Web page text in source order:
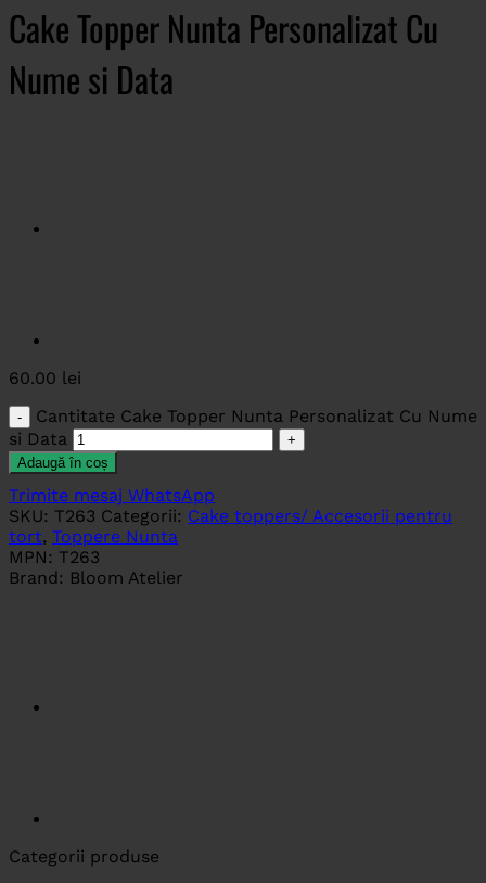
Cake Topper Nunta Personalizat Cu
Nume si Data
60.00 lei
Cantitate Cake Topper Nunta Personalizat Cu Nume
si Data
Adaugă în coș
Trimite mesaj WhatsApp
SKU: T263 Categorii: Cake toppers/ Accesorii pentru
tort, Toppere Nunta
MPN: T263
Brand: Bloom Atelier
Categorii produse